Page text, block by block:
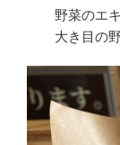
野菜のエ
大き目の